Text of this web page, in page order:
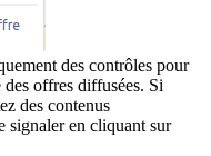
des contrôles pour
offres diffusées. Si
des contenus
signaler en cliquant sur